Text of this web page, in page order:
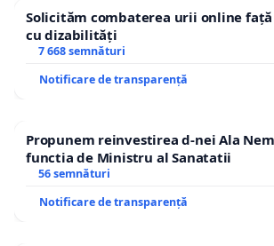
CONCLUZIE:
Guvernul României doreşte
şi încurajează, prin demersurile
ADUCEREA ÎN ROMÂNIA A
Solicităm combaterea urii online față
cu dizabilități
7 668 semnături
Notificare de transparență
Propunem reinvestirea d-nei Ala
functia de Ministru al Sanatatii
56 semnături
Notificare de transparență